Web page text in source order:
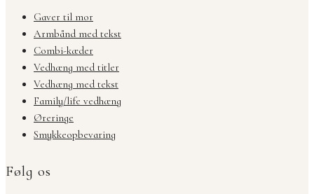
Gaver til mor
Armbånd med tekst
Combi-kæder
Vedhæng med titler
Vedhæng med tekst
Family/life vedhæng
Øreringe
Smykkeopbevaring
Følg os